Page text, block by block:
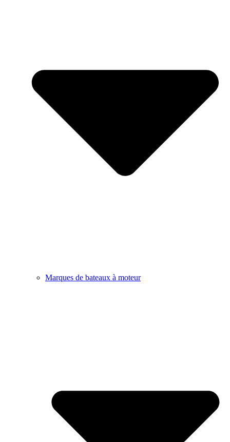
Marques de bateaux à moteur